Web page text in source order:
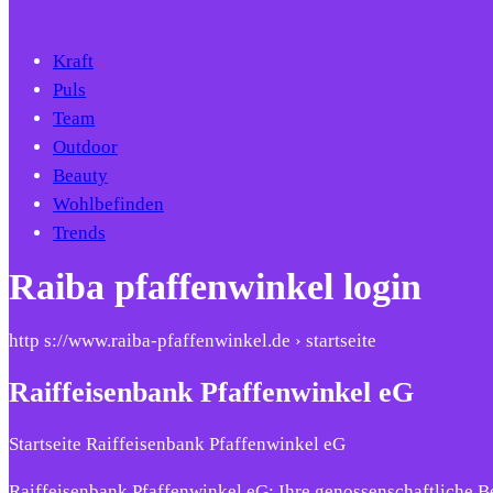
Kraft
Puls
Team
Outdoor
Beauty
Wohlbefinden
Trends
Raiba pfaffenwinkel login
http s://www.raiba-pfaffenwinkel.de › startseite
Raiffeisenbank Pfaffenwinkel eG
Startseite Raiffeisenbank Pfaffenwinkel eG